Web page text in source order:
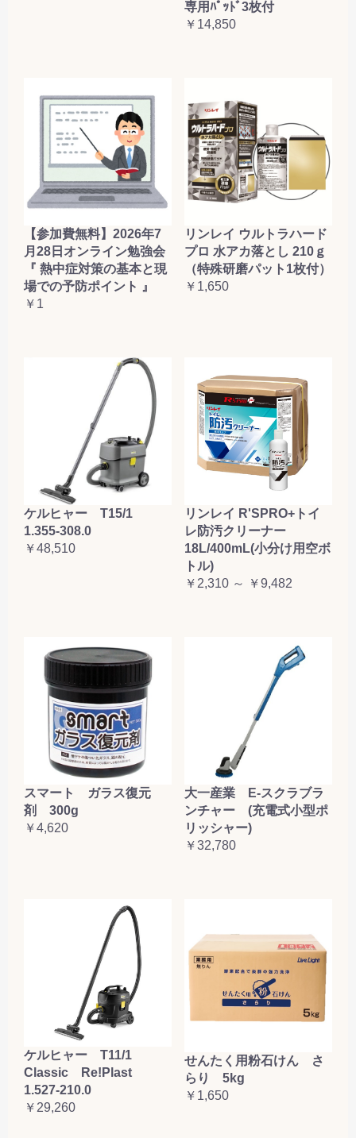
専用ﾊﾟｯﾄﾞ3枚付
￥14,850
【参加費無料】2026年7
月28日オンライン勉強会
『 熱中症対策の基本と現
場での予防ポイント 』
￥1
リンレイ ウルトラハード
プロ 水アカ落とし 210ｇ
（特殊研磨パット1枚付）
￥1,650
ケルヒャー T15/1
1.355-308.0
￥48,510
リンレイ R'SPRO+トイ
レ防汚クリーナー
18L/400mL(小分け用空ボ
トル)
￥2,310 ～ ￥9,482
スマート ガラス復元
剤 300g
￥4,620
大一産業 E-スクラブラ
ンチャー (充電式小型ポ
リッシャー)
￥32,780
ケルヒャー T11/1
Classic Re!Plast
1.527-210.0
￥29,260
せんたく用粉石けん さ
らり 5kg
￥1,650